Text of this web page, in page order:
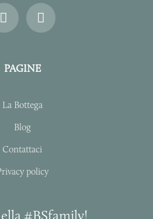
I
n
s
a
g
a
F
a
c
b
o
k
PAGINE
La Bottega
Blog
Contattaci
policy
#BSfamily!